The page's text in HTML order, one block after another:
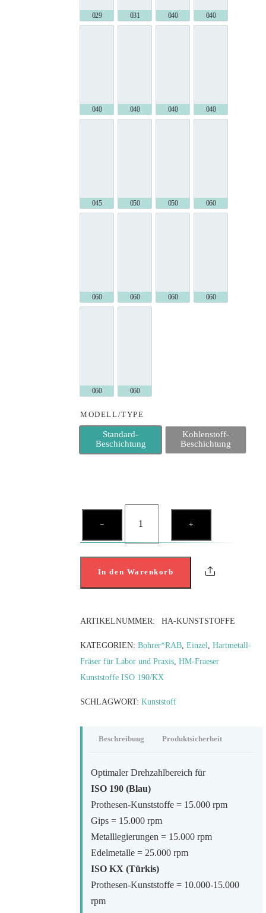
MODELL/TYPE
Standard-
BeschichtungStandard-Beschichtung
Kohlenstoff-
Beschichtung
Kohlenstoff-
−
FRÄSER
für
Kunststoffe
Menge
+
In den Warenkorb Share
ARTIKELNUMMER: HA-KUNSTSTOFFE
KATEGORIEN:Bohrer*RAB,Einzel,Hartmetall-
Fräser für Labor und Praxis,HM-Fraeser
Kunststoffe ISO 190/KX
SCHLAGWORT:Kunststoff
Beschreibung Produktsicherheit
Optimaler Drehzahlbereich für
ISO 190 (Blau)
Prothesen-Kunststoffe = 15.000 rpm
Gips = 15.000 rpm
Metalllegierungen = 15.000 rpm
Edelmetalle = 25.000 rpm
ISO KX (Türkis)
Prothesen-Kunststoffe = 10.000-15.000
rpm